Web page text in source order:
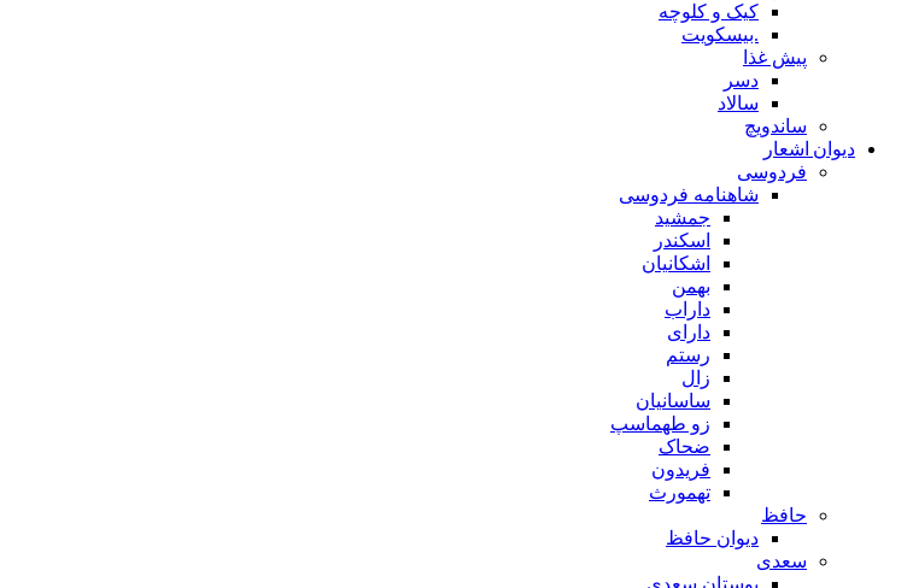
کیک و کلوچه
.بیسکویت
پیش غذا
دسر
سالاد
ساندویچ
دیوان اشعار
فردوسی
شاهنامه فردوسی
جمشید
اسکندر
اشکانیان
بهمن
داراب
دارای
رستم
زال
ساسانیان
زو طهماسپ‏
ضحاک
فریدون
تهمورث
حافظ
دیوان حافظ
سعدی
بوستان سعدی